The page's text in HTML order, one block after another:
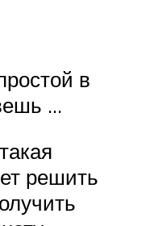
в
…
решить